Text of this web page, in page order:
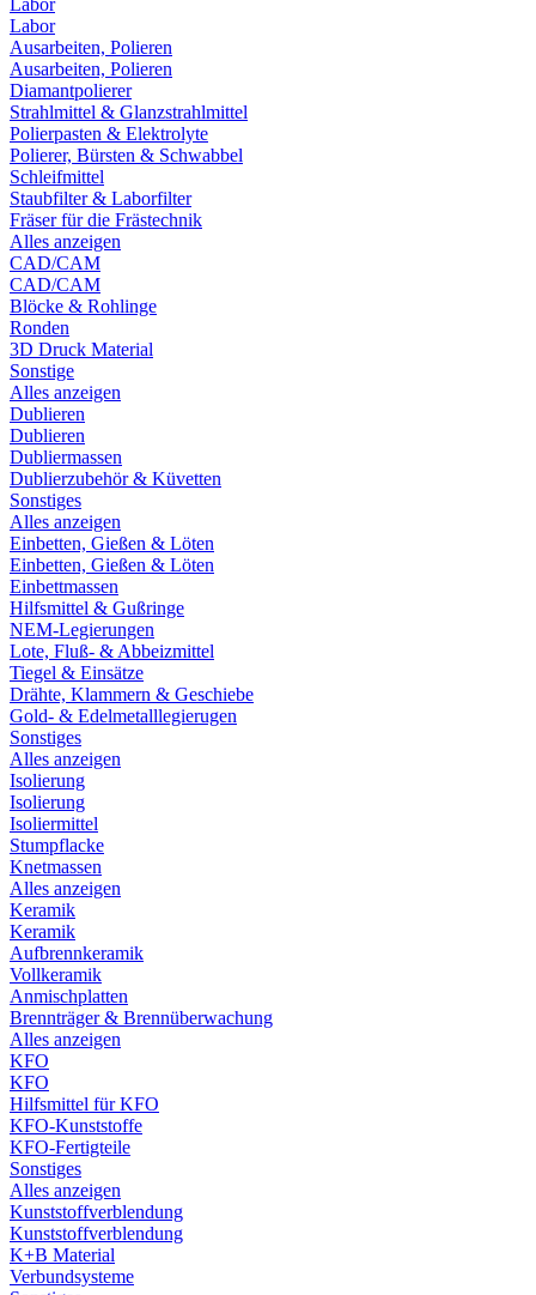
Labor
Labor
Ausarbeiten, Polieren
Ausarbeiten, Polieren
Diamantpolierer
Strahlmittel & Glanzstrahlmittel
Polierpasten & Elektrolyte
Polierer, Bürsten & Schwabbel
Schleifmittel
Staubfilter & Laborfilter
Fräser für die Frästechnik
Alles anzeigen
CAD/CAM
CAD/CAM
Blöcke & Rohlinge
Ronden
3D Druck Material
Sonstige
Alles anzeigen
Dublieren
Dublieren
Dubliermassen
Dublierzubehör & Küvetten
Sonstiges
Alles anzeigen
Einbetten, Gießen & Löten
Einbetten, Gießen & Löten
Einbettmassen
Hilfsmittel & Gußringe
NEM-Legierungen
Lote, Fluß- & Abbeizmittel
Tiegel & Einsätze
Drähte, Klammern & Geschiebe
Gold- & Edelmetalllegierugen
Sonstiges
Alles anzeigen
Isolierung
Isolierung
Isoliermittel
Stumpflacke
Knetmassen
Alles anzeigen
Keramik
Keramik
Aufbrennkeramik
Vollkeramik
Anmischplatten
Brennträger & Brennüberwachung
Alles anzeigen
KFO
KFO
Hilfsmittel für KFO
KFO-Kunststoffe
KFO-Fertigteile
Sonstiges
Alles anzeigen
Kunststoffverblendung
Kunststoffverblendung
K+B Material
Verbundsysteme